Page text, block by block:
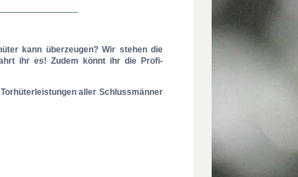
kann überzeugen? Wir stehen die
ihr es! Zudem könnt ihr die Profi-
aller Schlussmänner